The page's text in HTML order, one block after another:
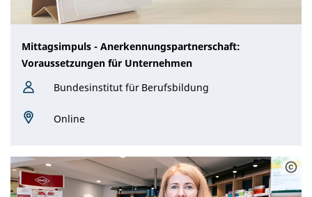
Mittagsimpuls - Anerkennungspartnerschaft:
Voraussetzungen für Unternehmen
Bundesinstitut für Berufsbildung
Online